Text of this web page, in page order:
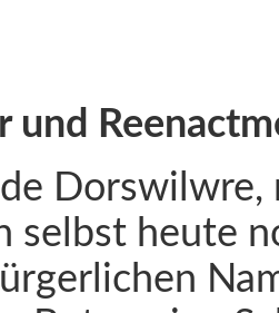
und
Dorswilwre,
selbst heute